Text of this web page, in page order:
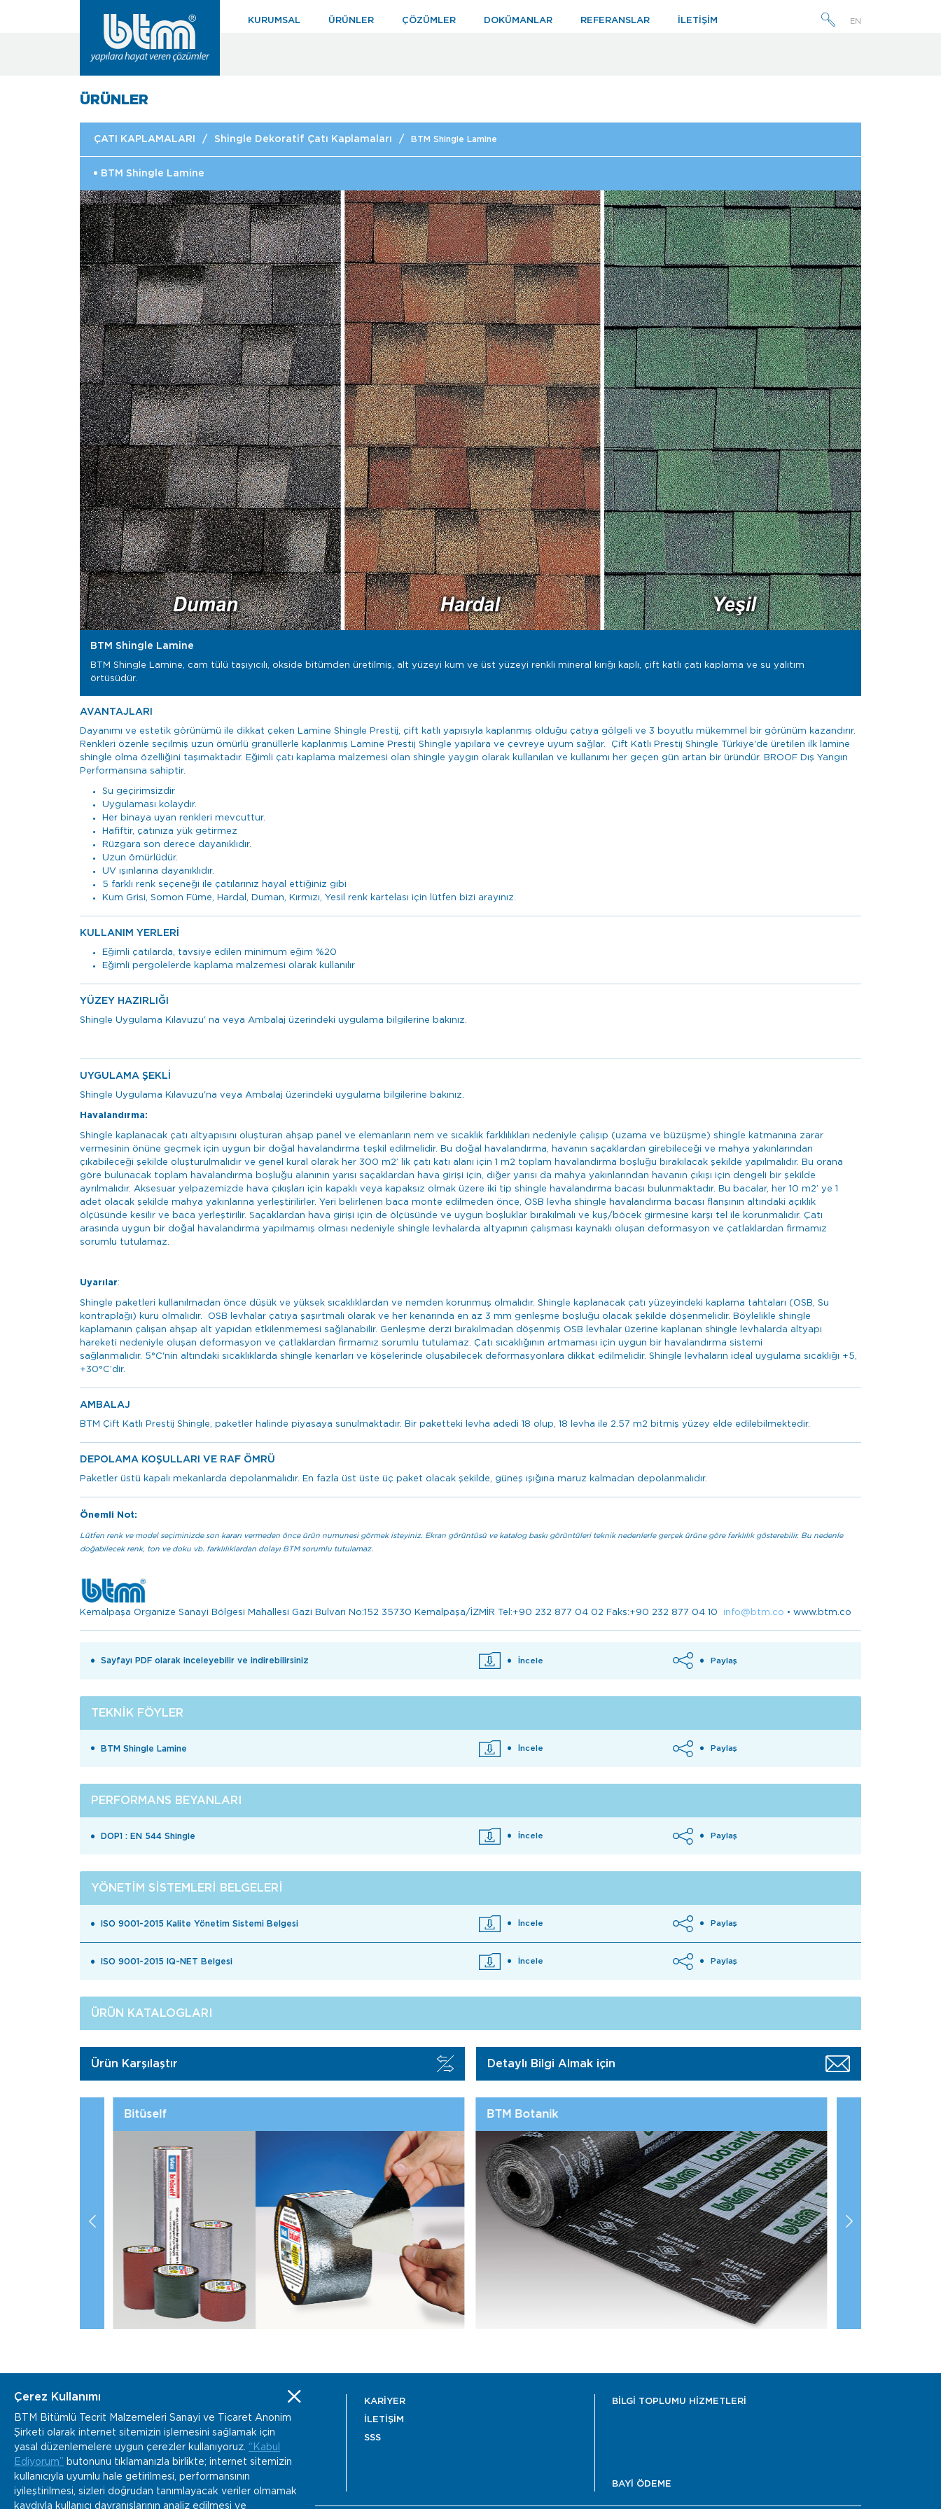
KURUMSAL ÜRÜNLER ÇÖZÜMLER DOKÜMANLAR REFERANSLAR İLETİŞİM EN
ÜRÜNLER
ÇATI KAPLAMALARI / Shingle Dekoratif Çatı Kaplamaları / BTM Shingle Lamine
BTM Shingle Lamine
BTM Shingle Lamine
BTM Shingle Lamine, cam tülü taşıyıcılı, okside bitümden üretilmiş, alt yüzeyi kum ve üst yüzeyi renkli mineral kırığı kaplı, çift katlı çatı kaplama ve su yalıtım
örtüsüdür.
AVANTAJLARI
Dayanımı ve estetik görünümü ile dikkat çeken Lamine Shingle Prestij, çift katlı yapısıyla kaplanmış olduğu çatıya gölgeli ve 3 boyutlu mükemmel bir görünüm kazandırır.
Renkleri özenle seçilmiş uzun ömürlü granüllerle kaplanmış Lamine Prestij Shingle yapılara ve çevreye uyum sağlar. Çift Katlı Prestij Shingle Türkiye'de üretilen ilk lamine
shingle olma özelliğini taşımaktadır. Eğimli çatı kaplama malzemesi olan shingle yaygın olarak kullanılan ve kullanımı her geçen gün artan bir üründür. BROOF Dış Yangın
Performansına sahiptir.
Su geçirimsizdir
Uygulaması kolaydır.
Her binaya uyan renkleri mevcuttur.
Hafiftir, çatınıza yük getirmez
Rüzgara son derece dayanıklıdır.
Uzun ömürlüdür.
UV ışınlarına dayanıklıdır.
5 farklı renk seçeneği ile çatılarınız hayal ettiğiniz gibi
Kum Grisi, Somon Füme, Hardal, Duman, Kırmızı, Yesil renk kartelası için lütfen bizi arayınız.
KULLANIM YERLERİ
Eğimli çatılarda, tavsiye edilen minimum eğim %20
Eğimli pergolelerde kaplama malzemesi olarak kullanılır
YÜZEY HAZIRLIĞI
Shingle Uygulama Kılavuzu' na veya Ambalaj üzerindeki uygulama bilgilerine bakınız.
UYGULAMA ŞEKLİ
Shingle Uygulama Kılavuzu'na veya Ambalaj üzerindeki uygulama bilgilerine bakınız.
Havalandırma:
Shingle kaplanacak çatı altyapısını oluşturan ahşap panel ve elemanların nem ve sıcaklık farklılıkları nedeniyle çalışıp (uzama ve büzüşme) shingle katmanına zarar
vermesinin önüne geçmek için uygun bir doğal havalandırma teşkil edilmelidir. Bu doğal havalandırma, havanın saçaklardan girebileceği ve mahya yakınlarından
çıkabileceği şekilde oluşturulmalıdır ve genel kural olarak her 300 m2’ lik çatı katı alanı için 1 m2 toplam havalandırma boşluğu bırakılacak şekilde yapılmalıdır. Bu orana
göre bulunacak toplam havalandırma boşluğu alanının yarısı saçaklardan hava girişi için, diğer yarısı da mahya yakınlarından havanın çıkışı için dengeli bir şekilde
ayrılmalıdır. Aksesuar yelpazemizde hava çıkışları için kapaklı veya kapaksız olmak üzere iki tip shingle havalandırma bacası bulunmaktadır. Bu bacalar, her 10 m2’ ye 1
adet olacak şekilde mahya yakınlarına yerleştirilirler. Yeri belirlenen baca monte edilmeden önce, OSB levha shingle havalandırma bacası flanşının altındaki açıklık
ölçüsünde kesilir ve baca yerleştirilir. Saçaklardan hava girişi için de ölçüsünde ve uygun boşluklar bırakılmalı ve kuş/böcek girmesine karşı tel ile korunmalıdır. Çatı
arasında uygun bir doğal havalandırma yapılmamış olması nedeniyle shingle levhalarda altyapının çalışması kaynaklı oluşan deformasyon ve çatlaklardan firmamız
sorumlu tutulamaz.
Uyarılar:
Shingle paketleri kullanılmadan önce düşük ve yüksek sıcaklıklardan ve nemden korunmuş olmalıdır. Shingle kaplanacak çatı yüzeyindeki kaplama tahtaları (OSB, Su
kontraplağı) kuru olmalıdır. OSB levhalar çatıya şaşırtmalı olarak ve her kenarında en az 3 mm genleşme boşluğu olacak şekilde döşenmelidir. Böylelikle shingle
kaplamanın çalışan ahşap alt yapıdan etkilenmemesi sağlanabilir. Genleşme derzi bırakılmadan döşenmiş OSB levhalar üzerine kaplanan shingle levhalarda altyapı
hareketi nedeniyle oluşan deformasyon ve çatlaklardan firmamız sorumlu tutulamaz. Çatı sıcaklığının artmaması için uygun bir havalandırma sistemi
sağlanmalıdır. 5°C'nin altındaki sıcaklıklarda shingle kenarları ve köşelerinde oluşabilecek deformasyonlara dikkat edilmelidir. Shingle levhaların ideal uygulama sıcaklığı +5,
+30°C’dir.
AMBALAJ
BTM Çift Katlı Prestij Shingle, paketler halinde piyasaya sunulmaktadır. Bir paketteki levha adedi 18 olup, 18 levha ile 2.57 m2 bitmiş yüzey elde edilebilmektedir.
DEPOLAMA KOŞULLARI VE RAF ÖMRÜ
Paketler üstü kapalı mekanlarda depolanmalıdır. En fazla üst üste üç paket olacak şekilde, güneş ışığına maruz kalmadan depolanmalıdır.
Önemli Not:
Lütfen renk ve model seçiminizde son kararı vermeden önce ürün numunesi görmek isteyiniz. Ekran görüntüsü ve katalog baskı görüntüleri teknik nedenlerle gerçek ürüne göre farklılık gösterebilir. Bu nedenle
doğabilecek renk, ton ve doku vb. farklılıklardan dolayı BTM sorumlu tutulamaz.
Kemalpaşa Organize Sanayi Bölgesi Mahallesi Gazi Bulvarı No:152 35730 Kemalpaşa/İZMİR Tel:+90 232 877 04 02 Faks:+90 232 877 04 10 info@btm.co • www.btm.co
Sayfayı PDF olarak inceleyebilir ve indirebilirsiniz İncele Paylaş
TEKNIK FÖYLER
BTM Shingle Lamine İncele Paylaş
PERFORMANS BEYANLARI
DOP1 : EN 544 Shingle İncele Paylaş
YÖNETIM SISTEMLERI BELGELERI
ISO 9001-2015 Kalite Yönetim Sistemi Belgesi İncele Paylaş
ISO 9001-2015 IQ-NET Belgesi İncele Paylaş
ÜRÜN KATALOGLARI
Ürün Karşılaştır Detaylı Bilgi Almak için
BTM Botanik BTM Kiremitaltı
www.btm.co
info@btm.co
+90 232 877 04 02
Kemalpaşa Organize Sanayi Bölgesi Gazi Bulvarı
No:152 Kemalpaşa, İzmir / Türkiye
KARİYER
İLETİŞİM
SSS
BİLGİ TOPLUMU HİZMETLERİ
BAYİ ÖDEME
Çerez Kullanımı
BTM Bitümlü Tecrit Malzemeleri Sanayi ve Ticaret Anonim
Şirketi olarak internet sitemizin işlemesini sağlamak için
yasal düzenlemelere uygun çerezler kullanıyoruz. “Kabul
Ediyorum” butonunu tıklamanızla birlikte; internet sitemizin
kullanıcıyla uyumlu hale getirilmesi, performansının
iyileştirilmesi, sizleri doğrudan tanımlayacak veriler olmamak
kaydıyla kullanıcı davranışlarının analiz edilmesi ve